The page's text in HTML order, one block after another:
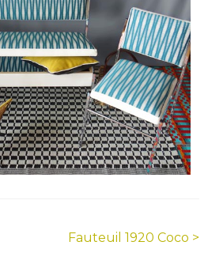
Fauteuil 1920 Coco >